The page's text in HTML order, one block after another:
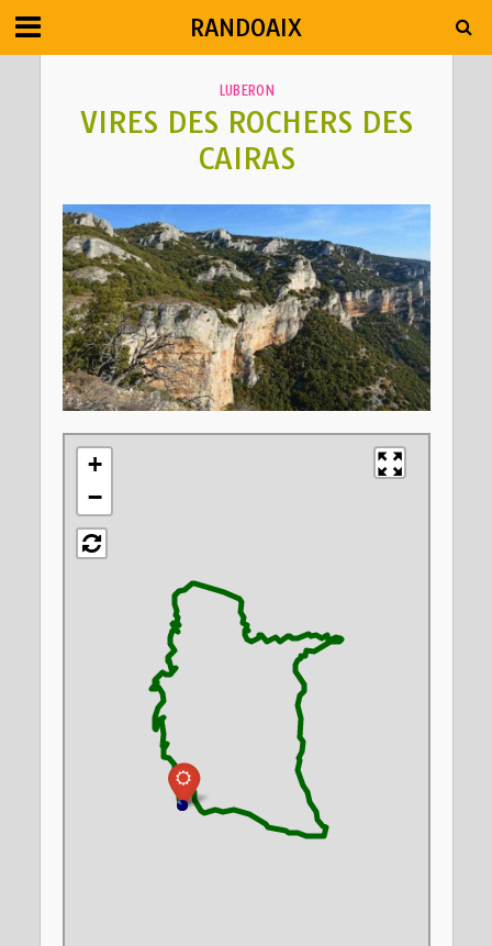
RANDOAIX
LUBERON
VIRES DES ROCHERS DES
CAIRAS
+
−